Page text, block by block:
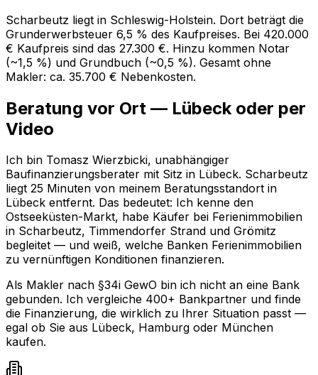
Scharbeutz liegt in Schleswig-Holstein. Dort beträgt die
Grunderwerbsteuer 6,5 % des Kaufpreises. Bei 420.000
€ Kaufpreis sind das 27.300 €. Hinzu kommen Notar
(~1,5 %) und Grundbuch (~0,5 %). Gesamt ohne
Makler: ca. 35.700 € Nebenkosten.
Beratung vor Ort — Lübeck oder per
Video
Ich bin Tomasz Wierzbicki, unabhängiger
Baufinanzierungsberater mit Sitz in Lübeck. Scharbeutz
liegt 25 Minuten von meinem Beratungsstandort in
Lübeck entfernt. Das bedeutet: Ich kenne den
Ostseeküsten-Markt, habe Käufer bei Ferienimmobilien
in Scharbeutz, Timmendorfer Strand und Grömitz
begleitet — und weiß, welche Banken Ferienimmobilien
zu vernünftigen Konditionen finanzieren.
Als Makler nach §34i GewO bin ich nicht an eine Bank
gebunden. Ich vergleiche 400+ Bankpartner und finde
die Finanzierung, die wirklich zu Ihrer Situation passt —
egal ob Sie aus Lübeck, Hamburg oder München
kaufen.